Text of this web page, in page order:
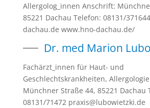
Allergolog_innen Anschrift:
85221 Dachau Telefon: 08131/
dachau.de www.hno-dachau.de/
Dr. med Marion
Fachärzt_innen für Haut- und
Geschlechtskrankheiten,
Münchner Straße 44, 85221 Dachau
08131/71472 praxis@lubowietzki.de